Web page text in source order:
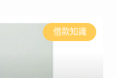
借款知識